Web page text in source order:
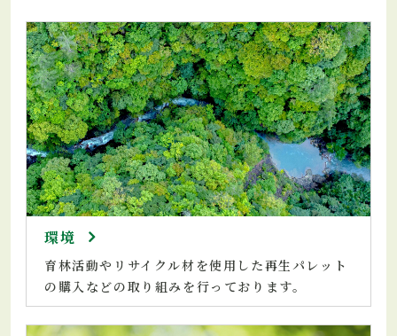
環境
育林活動やリサイクル材を使用した再生パレット
の購入などの取り組みを行っております。